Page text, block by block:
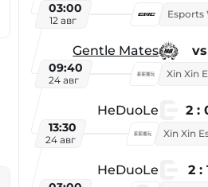
03:00
12 авг
Esports
Gentle Mates vs
09:40
24 авг
Xin Xin
HeDuoLe 2 :
13:30
24 авг
Xin Xin
HeDuoLe 2 :